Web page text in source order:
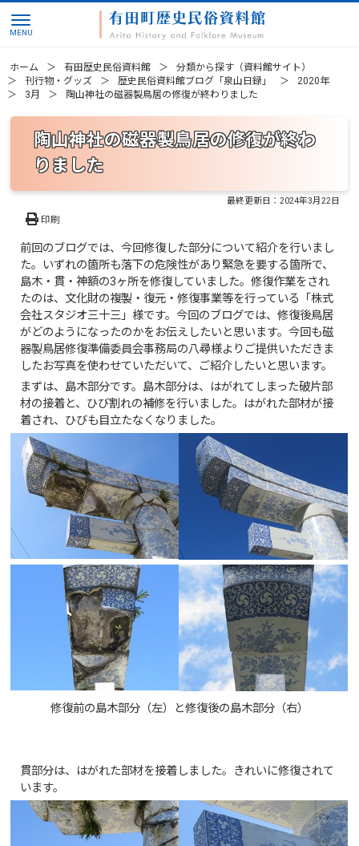
ホーム 有田歴史民俗資料館
分類から探す（資料館サイト）
刊行物・グッズ
歴史民俗資料館ブログ「泉山日録」
2020年
3月
陶山神社の磁器製鳥居の修復が終わりました
陶山神社の磁器製鳥居の修復が終わ
りました
最終更新日：2024年3月22日
印刷
前回のブログでは、今回修復した部分について紹介を行いまし
た。いずれの箇所も落下の危険性があり緊急を要する箇所で、
島木・貫・神額の3ヶ所を修復していました。修復作業をされ
たのは、文化財の複製・復元・修復事業等を行っている「株式
会社スタジオ三十三」様です。今回のブログでは、修復後鳥居
がどのようになったのかをお伝えしたいと思います。今回も磁
器製鳥居修復準備委員会事務局の八尋様よりご提供いただきま
したお写真を使わせていただいて、ご紹介したいと思います。
まずは、島木部分です。島木部分は、はがれてしまった破片部
材の接着と、ひび割れの補修を行いました。はがれた部材が接
着され、ひびも目立たなくなりました。
修復前の島木部分（左）と修復後の島木部分（右）
貫部分は、はがれた部材を接着しました。きれいに修復されて
います。